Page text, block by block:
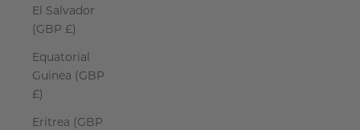
El Salvador
(GBP £)
Equatorial
Guinea (GBP
£)
Eritrea (GBP